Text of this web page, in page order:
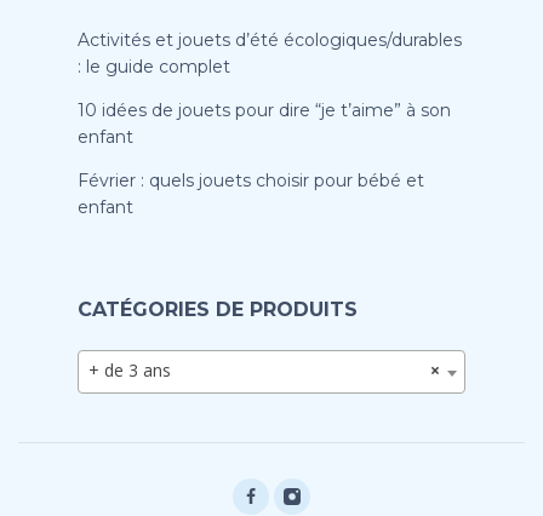
Activités et jouets d’été écologiques/durables
: le guide complet
10 idées de jouets pour dire “je t’aime” à son
enfant
Février : quels jouets choisir pour bébé et
enfant
CATÉGORIES DE PRODUITS
×
+ de 3 ans